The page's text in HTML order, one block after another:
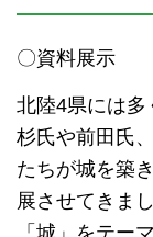
〇資料展示
北陸4県には多
杉氏や前田氏
たちが城を築
展させてきま